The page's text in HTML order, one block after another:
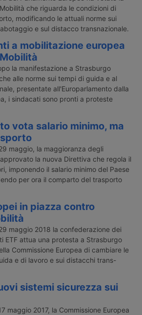
che riguarda le condizioni di
modificando le attuali norme sui
e sul distacco transnazionale.
a mobilitazione europea
la manifestazione a Strasburgo
alle norme sui tempi di guida e al
presentate all'Europarlamento dalla
i sindacati sono pronti a proteste
vota salario minimo, ma
maggio, la maggioranza degli
la nuova Direttiva che regola il
imponendo il salario minimo del Paese
per ora il comparto del trasporto
in piazza contro
maggio 2018 la confederazione dei
ETF attua una protesta a Strasburgo
Commissione Europea di cambiare le
e di lavoro e sui distacchi trans-
sistemi sicurezza sui
maggio 2017, la Commissione Europea